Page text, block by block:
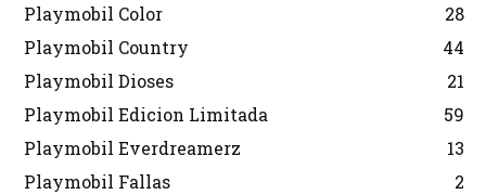
Playmobil Color
28
Playmobil Country
44
Playmobil Dioses
21
Playmobil Edicion Limitada
59
Playmobil Everdreamerz
13
Playmobil Fallas
2